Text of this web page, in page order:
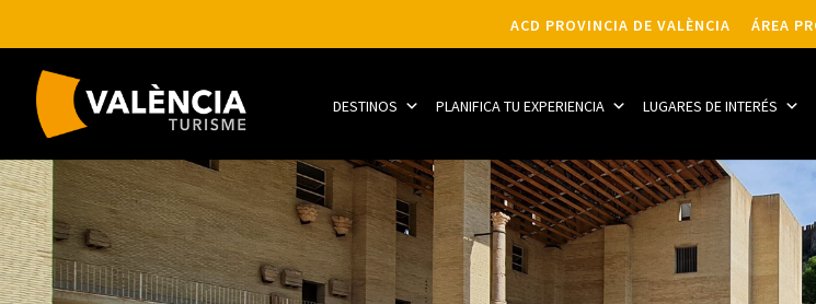
ACD PROVINCIA DE VALÈNCIA ÁREA
DESTINOS PLANIFICA TU EXPERIENCIA LUGARES DE INTERÉS